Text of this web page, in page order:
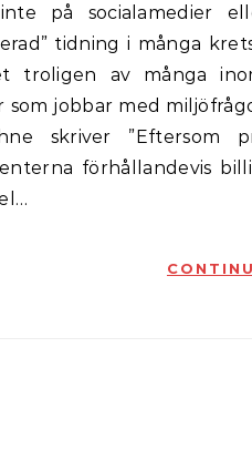
på socialamedier
tidning i många
troligen av många
som jobbar med
skriver ”Eftersom
förhållandevis